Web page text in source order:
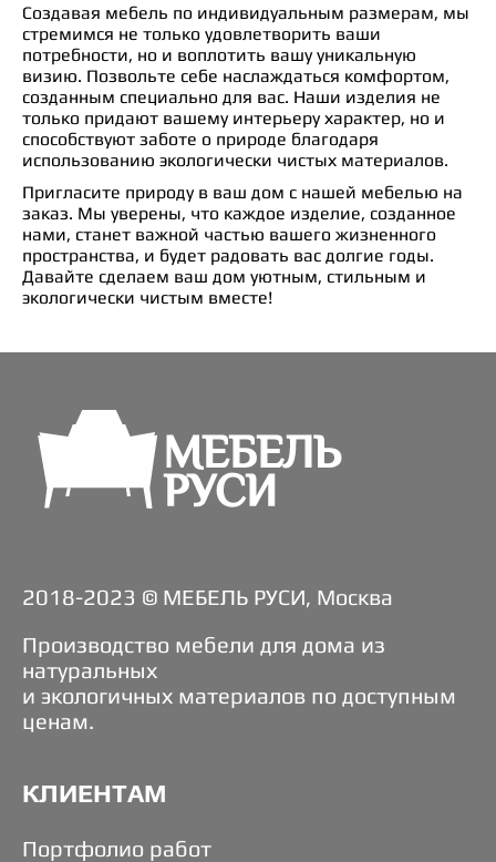
Создавая мебель по индивидуальным размерам, мы
стремимся не только удовлетворить ваши
потребности, но и воплотить вашу уникальную
визию. Позвольте себе наслаждаться комфортом,
созданным специально для вас. Наши изделия не
только придают вашему интерьеру характер, но и
способствуют заботе о природе благодаря
использованию экологически чистых материалов.
Пригласите природу в ваш дом с нашей мебелью на
заказ. Мы уверены, что каждое изделие, созданное
нами, станет важной частью вашего жизненного
пространства, и будет радовать вас долгие годы.
Давайте сделаем ваш дом уютным, стильным и
экологически чистым вместе!
2018-2023 © МЕБЕЛЬ РУСИ, Москва
Производство мебели для дома из
натуральных
и экологичных материалов по доступным
ценам.
КЛИЕНТАМ
Портфолио работ